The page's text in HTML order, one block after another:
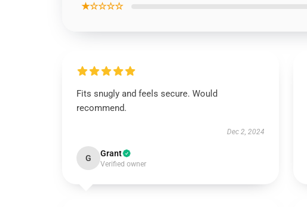
★☆☆☆☆
Fits snugly and feels secure. Would
recommend.
Dec 2, 2024
G Grant
Verified owner